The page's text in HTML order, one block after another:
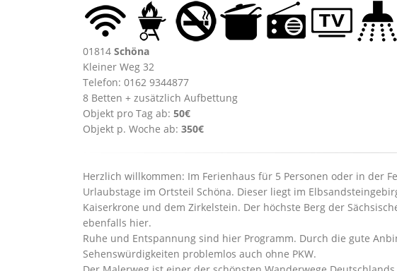
01814 Schöna
Kleiner Weg 32
Telefon: 0162 9344877
8 Betten + zusätzlich Aufbettung
Objekt pro Tag ab: 50€
Objekt p. Woche ab: 350€
Herzlich willkommen: Im Ferienhaus für 5 Personen oder in der
Urlaubstage im Ortsteil Schöna. Dieser liegt im
Kaiserkrone und dem Zirkelstein. Der höchste Berg der
ebenfalls hier.
Ruhe und Entspannung sind hier Programm. Durch die gute
Sehenswürdigkeiten problemlos auch ohne PKW.